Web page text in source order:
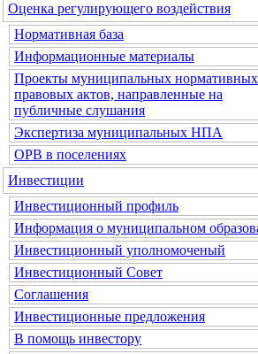
Оценка регулирующего воздействия
Нормативная база
Информационные материалы
Проекты муниципальных нормативных
правовых актов, направленные на
публичные слушания
Экспертиза муниципальных НПА
ОРВ в поселениях
Инвестиции
Инвестиционный профиль
Информация о муниципальном
Инвестиционный уполномоченый
Инвестиционный Совет
Соглашения
Инвестиционные предложения
В помощь инвестору